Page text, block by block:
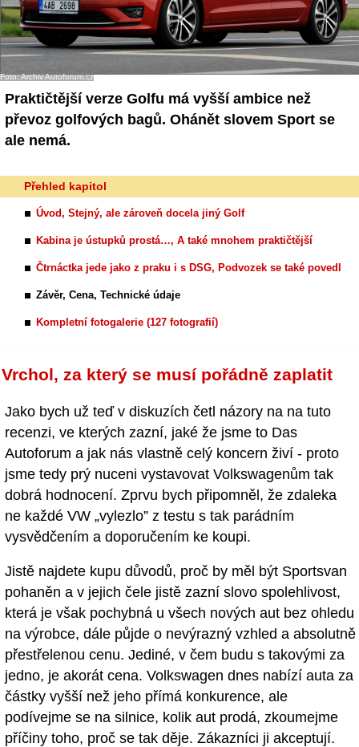
- Ostatní
Diskuzní fórum
Sledujte nás!
Foto: Archiv Autoforum.cz
Praktičtější verze Golfu má vyšší ambice než
převoz golfových bagů. Ohánět slovem Sport se
ale nemá.
Přehled kapitol
Úvod, Stejný, ale zároveň docela jiný Golf
Kabina je ústupků prostá…, A také mnohem praktičtější
Čtrnáctka jede jako z praku i s DSG, Podvozek se také povedl
Závěr, Cena, Technické údaje
Kompletní fotogalerie (127 fotografií)
Vrchol, za který se musí pořádně zaplatit
Jako bych už teď v diskuzích četl názory na na tuto
recenzi, ve kterých zazní, jaké že jsme to Das
Autoforum a jak nás vlastně celý koncern živí - proto
jsme tedy prý nuceni vystavovat Volkswagenům tak
dobrá hodnocení. Zprvu bych připomněl, že zdaleka
ne každé VW „vylezlo” z testu s tak parádním
vysvědčením a doporučením ke koupi.
Jistě najdete kupu důvodů, proč by měl být Sportsvan
pohaněn a v jejich čele jistě zazní slovo spolehlivost,
která je však pochybná u všech nových aut bez ohledu
na výrobce, dále půjde o nevýrazný vzhled a absolutně
přestřelenou cenu. Jediné, v čem budu s takovými za
jedno, je akorát cena. Volkswagen dnes nabízí auta za
částky vyšší než jeho přímá konkurence, ale
podívejme se na silnice, kolik aut prodá, zkoumejme
příčiny toho, proč se tak děje. Zákazníci ji akceptují.